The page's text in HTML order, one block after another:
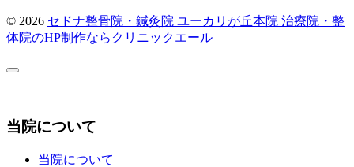
© 2026 セドナ整骨院・鍼灸院 ユーカリが丘本院 治療院・整
体院のHP制作ならクリニックエール
当院について
当院について